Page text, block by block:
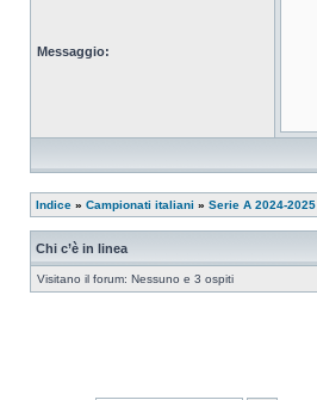
Messaggio:
Indice » Campionati italiani » Serie A 2024-2025
Chi c’è in linea
Visitano il forum: Nessuno e 3 ospiti